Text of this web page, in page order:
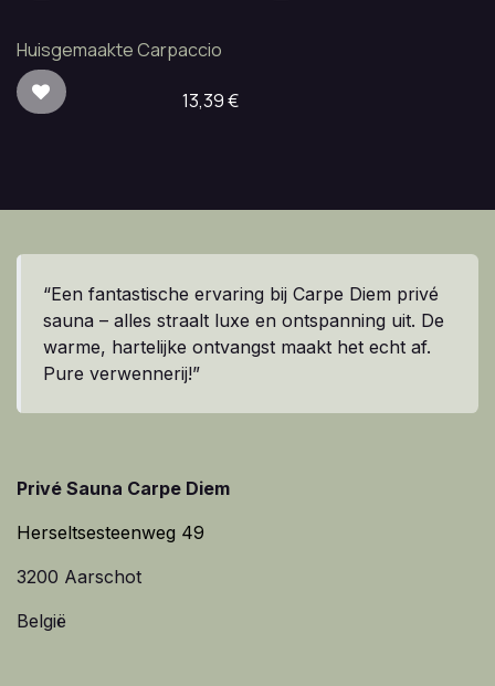
Huisgemaakte Carpaccio
13,39€
“Een fantastische ervaring bij Carpe Diem privé
sauna – alles straalt luxe en ontspanning uit. De
warme, hartelijke ontvangst maakt het echt af.
Pure verwennerij!”
Privé Sauna Carpe Diem
Herseltsesteenweg 49
3200 Aarschot
België